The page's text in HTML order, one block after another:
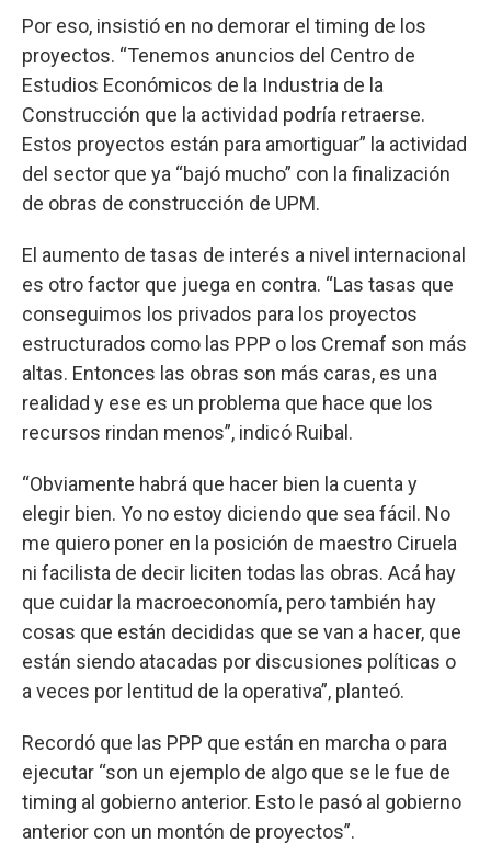
Por eso, insistió en no demorar el timing de los
proyectos. “Tenemos anuncios del Centro de
Estudios Económicos de la Industria de la
Construcción que la actividad podría retraerse.
Estos proyectos están para amortiguar” la actividad
del sector que ya “bajó mucho” con la finalización
de obras de construcción de UPM.
El aumento de tasas de interés a nivel internacional
es otro factor que juega en contra. “Las tasas que
conseguimos los privados para los proyectos
estructurados como las PPP o los Cremaf son más
altas. Entonces las obras son más caras, es una
realidad y ese es un problema que hace que los
recursos rindan menos”, indicó Ruibal.
“Obviamente habrá que hacer bien la cuenta y
elegir bien. Yo no estoy diciendo que sea fácil. No
me quiero poner en la posición de maestro Ciruela
ni facilista de decir liciten todas las obras. Acá hay
que cuidar la macroeconomía, pero también hay
cosas que están decididas que se van a hacer, que
están siendo atacadas por discusiones políticas o
a veces por lentitud de la operativa”, planteó.
Recordó que las PPP que están en marcha o para
ejecutar “son un ejemplo de algo que se le fue de
timing al gobierno anterior. Esto le pasó al gobierno
anterior con un montón de proyectos”.